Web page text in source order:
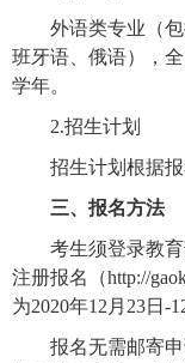
外语类专业（
班牙语、俄语），
学年。
2.招生计划
招生计划根据
三、报名方法
考生须登录教
注册报名（http://
为2020年12 月 23日 -
报名无需邮寄